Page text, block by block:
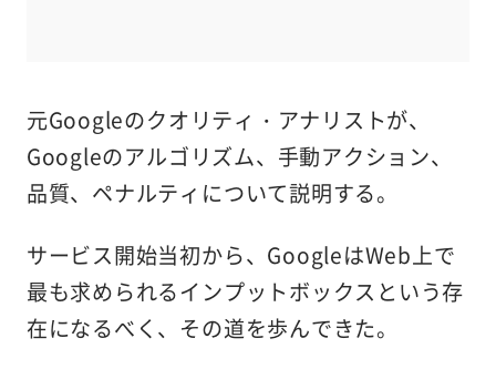
元Googleのクオリティ・アナリストが、
Googleのアルゴリズム、手動アクション、
品質、ペナルティについて説明する。
サービス開始当初から、GoogleはWeb上で
最も求められるインプットボックスという存
在になるべく、その道を歩んできた。